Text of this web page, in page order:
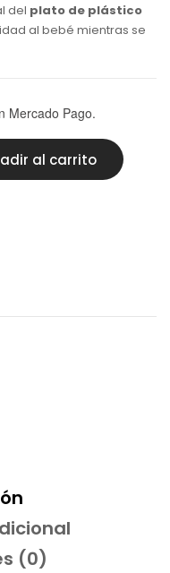
del plato de plástico
al bebé mientras se
Mercado Pago.
al carrito
(0)